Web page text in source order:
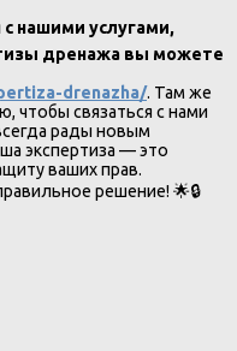
нашими услугами,
дренажа вы можете
drenazha/. Там же
чтобы связаться с нами
рады новым
экспертиза — это
ваших прав.
решение! 🌟🔒